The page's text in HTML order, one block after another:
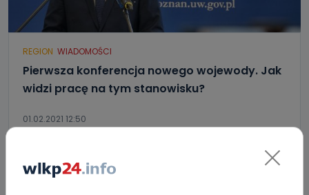
REGION WIADOMOŚCI
Pierwsza konferencja nowego wojewody. Jak
widzi pracę na tym stanowisku?
01.02.2021 12:50